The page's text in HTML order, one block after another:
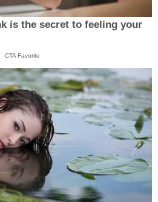
is the secret to feeling your
CTA Favorite